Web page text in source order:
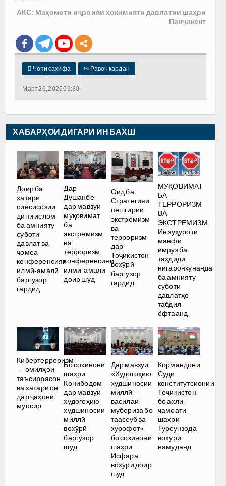
АКС: Мақомоти иҷроияи ҳокимияти давлатии шаҳри
Панҷакент
 Чопи саҳифа ✉ Равон кардан
Март 26, 2025 09:30
ХАБАРҲОИ ДИГАРИ ИН БАХШ
Доир ба
хатари
сиёсисозии
дини ислом
ба амнияту
суботи
давлат ва
ҷомеа
конференсияи
илмӣ-амалӣ
баргузор
гардид
Дар
Душанбе
дар мавзуи
муқовимат
ба
экстремизм
ва
терроризм
конференсияи
илмӣ-амалӣ
доир шуд
Оид ба
Стратегияи
пешгирии
экстремизм
ва
терроризм
дар
Тоҷикистон
вохӯрӣ
баргузор
гардид
МУҚОВИМАТ
БА
ТЕРРОРИЗМ
ВА
ЭКСТРЕМИЗМ.
Ин зуҳуроти
манфӣ
имрӯз ба
таҳдиди
нигаронкунанда
ба амнияту
суботи
давлатҳо
табдил
ёфтаанд
Кибертерроризм
— омилҳои
таъсиррасон
ва хатари он
дар ҷаҳони
муосир
Бо сокинони
шаҳри
Конибодом
дар мавзуи
худогоҳию
худшиносии
миллӣ
вохӯрӣ
баргузор
шуд
Дар мавзуи
«Худогоҳию
худшиносии
миллӣ –
василаи
мубориза бо
таассуб ва
хурофот»
бо сокинони
шаҳри
Исфара
вохӯрӣ доир
шуд
Кормандони
Суди
конститутсионии
Тоҷикистон
бо аҳли
ҷамоати
шаҳри
Турсунзода
вохӯрӣ
намуданд